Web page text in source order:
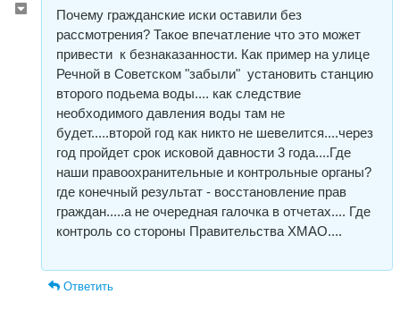
Почему гражданские иски оставили без
рассмотрения? Такое впечатление что это может
привести к безнаказанности. Как пример на улице
Речной в Советском "забыли" установить станцию
второго подьема воды.... как следствие
необходимого давления воды там не
будет.....второй год как никто не шевелится....через
год пройдет срок исковой давности 3 года....Где
наши правоохранительные и контрольные органы?
где конечный результат - восстановление прав
граждан.....а не очередная галочка в отчетах.... Где
контроль со стороны Правительства ХМАО....
Ответить